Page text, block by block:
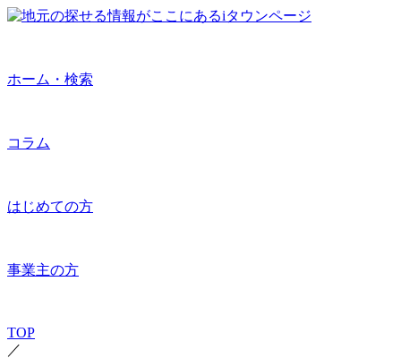
ホーム・検索
コラム
はじめての方
事業主の方
TOP
／